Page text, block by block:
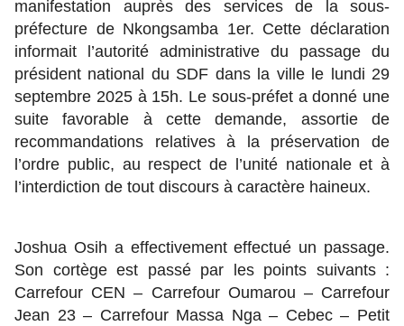
manifestation auprès des services de la sous-
préfecture de Nkongsamba 1er. Cette déclaration
informait l’autorité administrative du passage du
président national du SDF dans la ville le lundi 29
septembre 2025 à 15h. Le sous-préfet a donné une
suite favorable à cette demande, assortie de
recommandations relatives à la préservation de
l’ordre public, au respect de l’unité nationale et à
l’interdiction de tout discours à caractère haineux.
Joshua Osih a effectivement effectué un passage.
Son cortège est passé par les points suivants :
Carrefour CEN – Carrefour Oumarou – Carrefour
Jean 23 – Carrefour Massa Nga – Cebec – Petit